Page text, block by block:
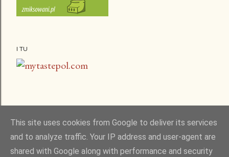
I TU
This site uses cookies from Google to deliver its services
and to analyze traffic. Your IP address and user-agent are
shared with Google along with performance and security